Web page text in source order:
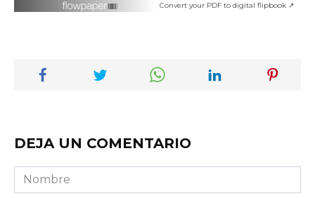
Convert your PDF to digital flipbook ↗
DEJA UN COMENTARIO
Nombre